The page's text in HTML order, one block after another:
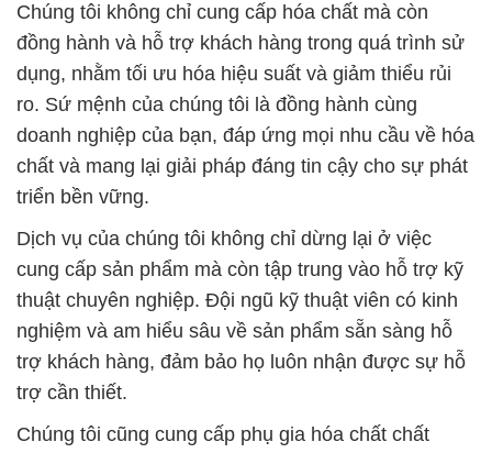
Chúng tôi không chỉ cung cấp hóa chất mà còn
đồng hành và hỗ trợ khách hàng trong quá trình sử
dụng, nhằm tối ưu hóa hiệu suất và giảm thiểu rủi
ro. Sứ mệnh của chúng tôi là đồng hành cùng
doanh nghiệp của bạn, đáp ứng mọi nhu cầu về hóa
chất và mang lại giải pháp đáng tin cậy cho sự phát
triển bền vững.
Dịch vụ của chúng tôi không chỉ dừng lại ở việc
cung cấp sản phẩm mà còn tập trung vào hỗ trợ kỹ
thuật chuyên nghiệp. Đội ngũ kỹ thuật viên có kinh
nghiệm và am hiểu sâu về sản phẩm sẵn sàng hỗ
trợ khách hàng, đảm bảo họ luôn nhận được sự hỗ
trợ cần thiết.
Chúng tôi cũng cung cấp phụ gia hóa chất chất